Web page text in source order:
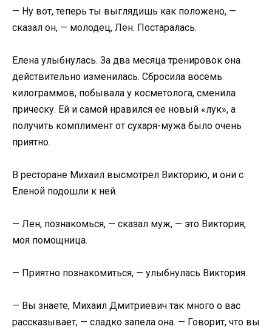
— Ну вот, теперь ты выглядишь как положено, —
сказал он, — молодец, Лен. Постаралась.
Елена улыбнулась. За два месяца тренировок она
действительно изменилась. Сбросила восемь
килограммов, побывала у косметолога, сменила
прическу. Ей и самой нравился ее новый «лук», а
получить комплимент от сухаря-мужа было очень
приятно.
В ресторане Михаил высмотрел Викторию, и они с
Еленой подошли к ней.
— Лен, познакомься, — сказал муж, — это Виктория,
моя помощница.
— Приятно познакомиться, — улыбнулась Виктория.
— Вы знаете, Михаил Дмитриевич так много о вас
рассказывает, — сладко запела она. — Говорит, что вы